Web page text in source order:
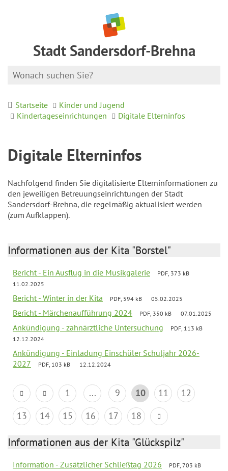
Stadt Sandersdorf-Brehna
Startseite
Kinder und Jugend
Kindertageseinrichtungen
Digitale Elterninfos
Digitale Elterninfos
Nachfolgend finden Sie digitalisierte Elterninformationen zu
den jeweiligen Betreuungseinrichtungen der Stadt
Sandersdorf-Brehna, die regelmäßig aktualisiert werden
(zum Aufklappen).
Informationen aus der Kita "Borstel"
Bericht - Ein Ausflug in die Musikgalerie
PDF, 373 kB
11.02.2025
Bericht - Winter in der Kita PDF, 594 kB 05.02.2025
Bericht - Märchenaufführung 2024 PDF, 350 kB 07.01.2025
Ankündigung - zahnärztliche Untersuchung
PDF, 113 kB
12.12.2024
Ankündigung - Einladung Einschüler Schuljahr 2026-
2027
PDF, 103 kB 12.12.2024
1 ... 9 10 11
12
13
14 15 16 17 18
Informationen aus der Kita "Glückspilz"
Information - Zusätzlicher Schließtag 2026
PDF, 703 kB